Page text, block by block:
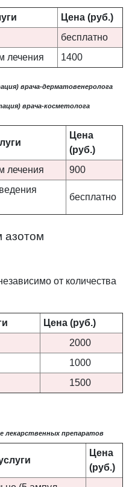
Цена (руб.)
бесплатно
лечения
1400
врача-дерматовенеролога
врача-косметолога
Цена
(руб.)
лечения
900
бесплатно
азотом
от количества
Цена (руб.)
2000
1000
1500
лекарственных препаратов
Цена
(руб.)